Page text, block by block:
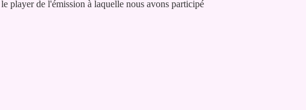
player de l'émission à laquelle nous avons participé